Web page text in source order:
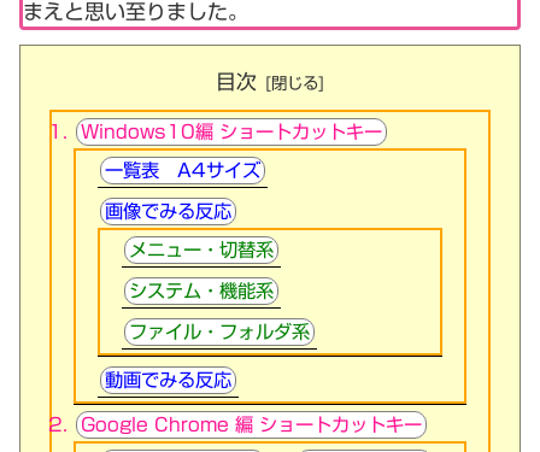
まえと思い至りました。
目次
Windows10編 ショートカットキー
一覧表 A4サイズ
画像でみる反応
メニュー・切替系
システム・機能系
ファイル・フォルダ系
動画でみる反応
Google Chrome 編 ショートカットキー